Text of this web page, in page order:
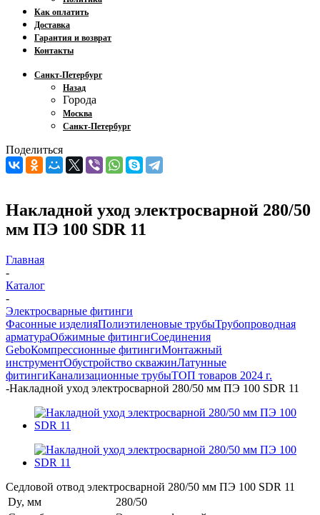
Как оплатить
Доставка
Гарантия и возврат
Контакты
Санкт-Петербург
Назад
Города
Москва
Санкт-Петербург
Поделиться
Накладной уход электросварной 280/50
мм ПЭ 100 SDR 11
Главная
-
Каталог
-
Электросварные фитинги
Фасонные изделияПолиэтиленовые трубыТрубопроводная
арматураОбжимные фитингиСоединения
GeboКомпрессионные фитингиМонтажный
инструментОбустройство скважинЛатунные
фитингиКанализационные трубыТОП товаров 2024 г.
-Накладной уход электросварной 280/50 мм ПЭ 100 SDR 11
Седловой отвод электросварной 280/50 мм ПЭ 100 SDR 11
Dy, мм
280/50